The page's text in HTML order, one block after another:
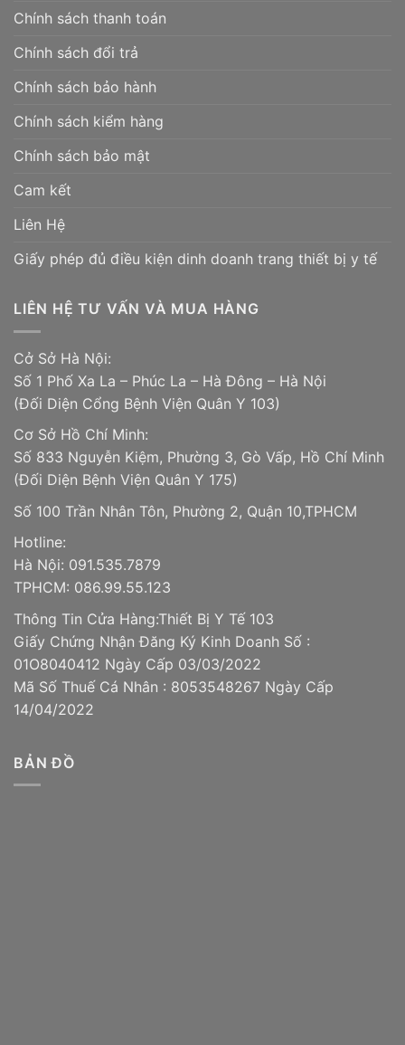
Chính sách thanh toán
Chính sách đổi trả
Chính sách bảo hành
Chính sách kiểm hàng
Chính sách bảo mật
Cam kết
Liên Hệ
Giấy phép đủ điều kiện dinh doanh trang thiết bị y tế
LIÊN HỆ TƯ VẤN VÀ MUA HÀNG
Cở Sở Hà Nội:
Số 1 Phố Xa La – Phúc La – Hà Đông – Hà Nội
(Đối Diện Cổng Bệnh Viện Quân Y 103)
Cơ Sở Hồ Chí Minh:
Số 833 Nguyễn Kiệm, Phường 3, Gò Vấp, Hồ Chí Minh
(Đối Diện Bệnh Viện Quân Y 175)
Số 100 Trần Nhân Tôn, Phường 2, Quận 10,TPHCM
Hotline:
Hà Nội: 091.535.7879
TPHCM: 086.99.55.123
Thông Tin Cửa Hàng:Thiết Bị Y Tế 103
Giấy Chứng Nhận Đăng Ký Kinh Doanh Số :
01O8040412 Ngày Cấp 03/03/2022
Mã Số Thuế Cá Nhân : 8053548267 Ngày Cấp
14/04/2022
BẢN ĐỒ